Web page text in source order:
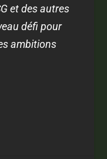
et des autres
défi pour
ambitions